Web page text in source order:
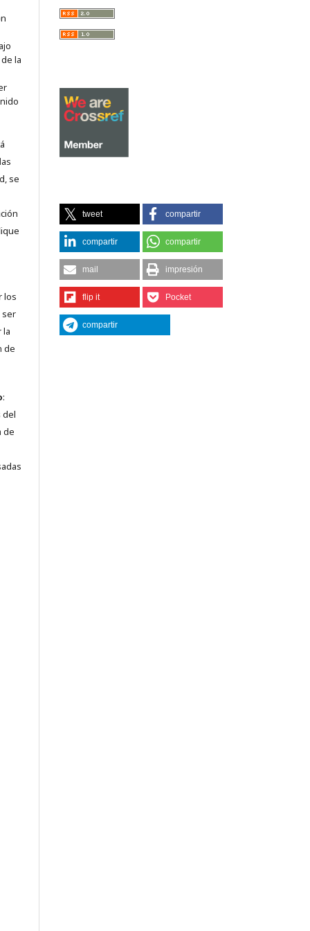
la
se
los
ser
la
de
:
del
de
tweet compartir
compartir compartir
mail impresión
flip it Pocket
compartir